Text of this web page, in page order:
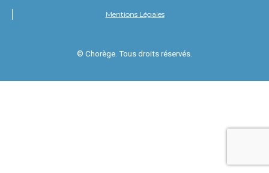
Mentions Légales
© Chorège. Tous droits réservés.